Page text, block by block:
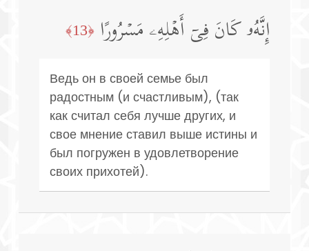
إِنَّهُۥ كَانَ فِیۤ أَهۡلِهِۦ مَسۡرُورًا ﴿13﴾
Ведь он в своей семье был
радостным (и счастливым), (так
как считал себя лучше других, и
свое мнение ставил выше истины и
был погружен в удовлетворение
своих прихотей).